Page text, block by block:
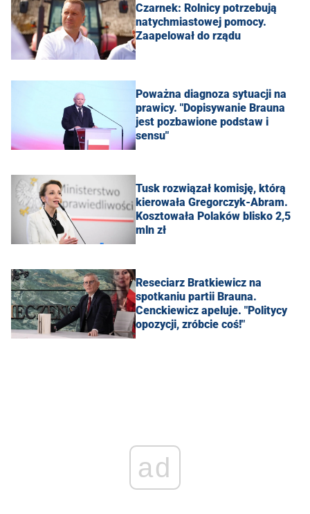
Czarnek: Rolnicy potrzebują
natychmiastowej pomocy.
Zaapelował do rządu
Poważna diagnoza sytuacji na
prawicy. "Dopisywanie Brauna
jest pozbawione podstaw i
sensu"
Tusk rozwiązał komisję, którą
kierowała Gregorczyk-Abram.
Kosztowała Polaków blisko 2,5
mln zł
Reseciarz Bratkiewicz na
spotkaniu partii Brauna.
Cenckiewicz apeluje. "Politycy
opozycji, zróbcie coś!"
ad